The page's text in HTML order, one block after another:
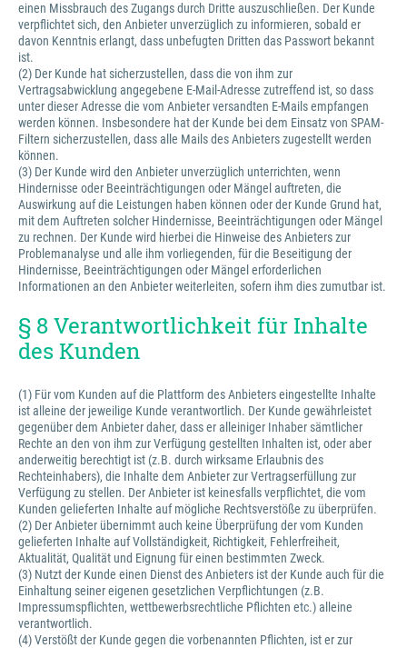
einen Missbrauch des Zugangs durch Dritte auszuschließen. Der Kunde
verpflichtet sich, den Anbieter unverzüglich zu informieren, sobald er
davon Kenntnis erlangt, dass unbefugten Dritten das Passwort bekannt
ist.
(2) Der Kunde hat sicherzustellen, dass die von ihm zur
Vertragsabwicklung angegebene E-Mail-Adresse zutreffend ist, so dass
unter dieser Adresse die vom Anbieter versandten E-Mails empfangen
werden können. Insbesondere hat der Kunde bei dem Einsatz von SPAM-
Filtern sicherzustellen, dass alle Mails des Anbieters zugestellt werden
können.
(3) Der Kunde wird den Anbieter unverzüglich unterrichten, wenn
Hindernisse oder Beeinträchtigungen oder Mängel auftreten, die
Auswirkung auf die Leistungen haben können oder der Kunde Grund hat,
mit dem Auftreten solcher Hindernisse, Beeinträchtigungen oder Mängel
zu rechnen. Der Kunde wird hierbei die Hinweise des Anbieters zur
Problemanalyse und alle ihm vorliegenden, für die Beseitigung der
Hindernisse, Beeinträchtigungen oder Mängel erforderlichen
Informationen an den Anbieter weiterleiten, sofern ihm dies zumutbar ist.
§ 8 Verantwortlichkeit für Inhalte
des Kunden
(1) Für vom Kunden auf die Plattform des Anbieters eingestellte Inhalte
ist alleine der jeweilige Kunde verantwortlich. Der Kunde gewährleistet
gegenüber dem Anbieter daher, dass er alleiniger Inhaber sämtlicher
Rechte an den von ihm zur Verfügung gestellten Inhalten ist, oder aber
anderweitig berechtigt ist (z.B. durch wirksame Erlaubnis des
Rechteinhabers), die Inhalte dem Anbieter zur Vertragserfüllung zur
Verfügung zu stellen. Der Anbieter ist keinesfalls verpflichtet, die vom
Kunden gelieferten Inhalte auf mögliche Rechtsverstöße zu überprüfen.
(2) Der Anbieter übernimmt auch keine Überprüfung der vom Kunden
gelieferten Inhalte auf Vollständigkeit, Richtigkeit, Fehlerfreiheit,
Aktualität, Qualität und Eignung für einen bestimmten Zweck.
(3) Nutzt der Kunde einen Dienst des Anbieters ist der Kunde auch für die
Einhaltung seiner eigenen gesetzlichen Verpflichtungen (z.B.
Impressumspflichten, wettbewerbsrechtliche Pflichten etc.) alleine
verantwortlich.
(4) Verstößt der Kunde gegen die vorbenannten Pflichten, ist er zur